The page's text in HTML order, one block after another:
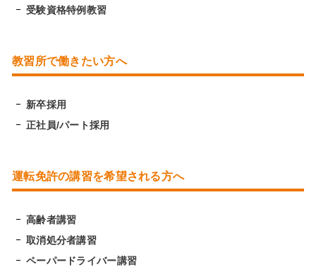
受験資格特例教習
教習所で働きたい方へ
新卒採用
正社員/パート採用
運転免許の講習を希望される方へ
高齢者講習
取消処分者講習
ペーパードライバー講習